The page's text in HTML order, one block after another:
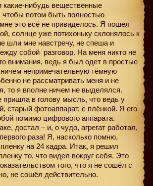
какие-нибудь вещественные
чтобы потом быть полностью
это всё не привиделось. Я пошел
солнце уже потихоньку склонялось к
шли мне навстречу, не спеша и
собой разговор. На меня никто не
внимания, ведь я был одет в простые
непримечательную тёмную
не рассматривать меня и не
то я вполне ничем не выделялся.
в голову мысль, что ведь у
старый фотоаппарат, с плёнкой. Я его
помимо цифрового аппарата.
достал – и, о чудо, агрегат работал,
раза! Я, насколько помню,
на 24 кадра. Итак, я решил
то, что видел вокруг себя. Это
того, что я не сошёл с
не сошёл действительно.